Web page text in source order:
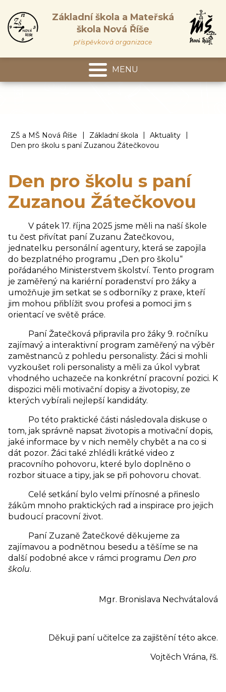
Základní škola a Mateřská
škola Nová Říše
příspěvková organizace
MENU
ZŠ a MŠ Nová Říše | Základní škola | Aktuality
|
Den pro školu s paní Zuzanou Žátečkovou
Den pro školu s paní
Zuzanou Žátečkovou
V pátek 17. října 2025 jsme měli na naší škole
tu čest přivítat paní Zuzanu Žatečkovou,
jednatelku personální agentury, která se zapojila
do bezplatného programu „Den pro školu“
pořádaného Ministerstvem školství. Tento program
je zaměřený na kariérní poradenství pro žáky a
umožňuje jim setkat se s odborníky z praxe, kteří
jim mohou přiblížit svou profesi a pomoci jim s
orientací ve světě práce.
Paní Žatečková připravila pro žáky 9. ročníku
zajímavý a interaktivní program zaměřený na výběr
zaměstnanců z pohledu personalisty. Žáci si mohli
vyzkoušet roli personalisty a měli za úkol vybrat
vhodného uchazeče na konkrétní pracovní pozici. K
dispozici měli motivační dopisy a životopisy, ze
kterých vybírali nejlepší kandidáty.
Po této praktické části následovala diskuse o
tom, jak správně napsat životopis a motivační dopis,
jaké informace by v nich neměly chybět a na co si
dát pozor. Žáci také zhlédli krátké video z
pracovního pohovoru, které bylo doplněno o
rozbor situace a tipy, jak se při pohovoru chovat.
Celé setkání bylo velmi přínosné a přineslo
žákům mnoho praktických rad a inspirace pro jejich
budoucí pracovní život.
Paní Zuzaně Žatečkové děkujeme za
zajímavou a podnětnou besedu a těšíme se na
další podobné akce v rámci programu Den pro
školu.
Mgr. Bronislava Nechvátalová
Děkuji paní učitelce za zajištění této akce.
Vojtěch Vrána, řš.